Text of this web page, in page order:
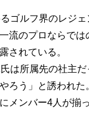
ゴルフ界のレジ
流のプロならで
されている。
は所属先の社主
ろう」と誘われた
メンバー4人が揃